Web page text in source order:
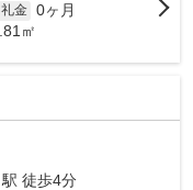
礼金 0ヶ月
㎡
駅 徒歩4分